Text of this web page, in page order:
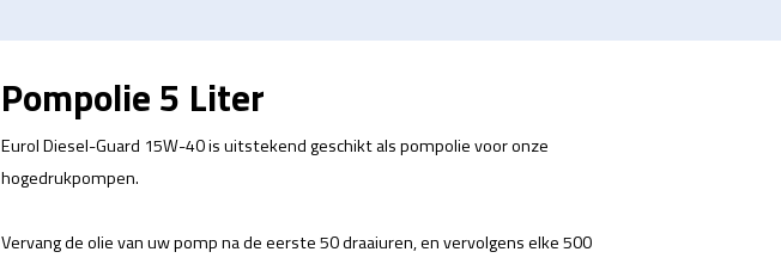
Pompolie 5 Liter
Eurol Diesel-Guard 15W-40 is uitstekend geschikt als pompolie voor onze
hogedrukpompen.
Vervang de olie van uw pomp na de eerste 50 draaiuren, en vervolgens elke 500